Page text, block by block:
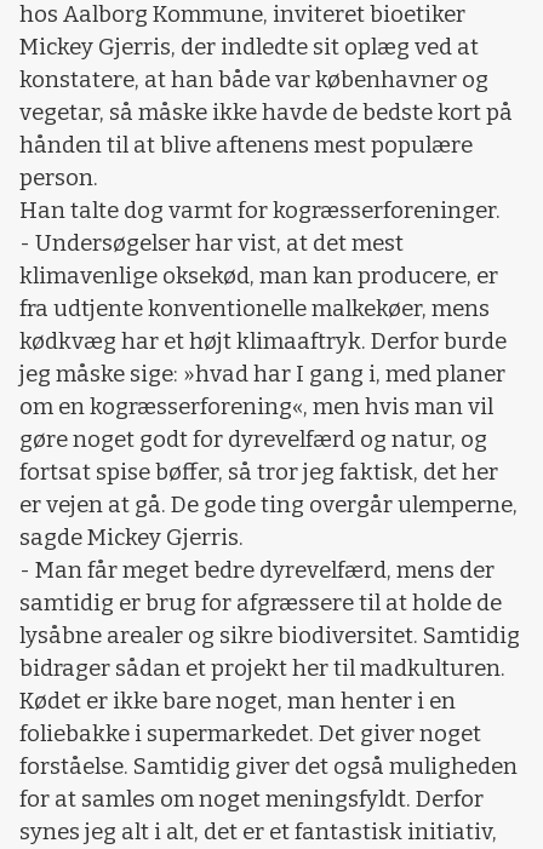
hos Aalborg Kommune, inviteret bioetiker
Mickey Gjerris, der indledte sit oplæg ved at
konstatere, at han både var københavner og
vegetar, så måske ikke havde de bedste kort på
hånden til at blive aftenens mest populære
person.
Han talte dog varmt for kogræsserforeninger.
- Undersøgelser har vist, at det mest
klimavenlige oksekød, man kan producere, er
fra udtjente konventionelle malkekøer, mens
kødkvæg har et højt klimaaftryk. Derfor burde
jeg måske sige: »hvad har I gang i, med planer
om en kogræsserforening«, men hvis man vil
gøre noget godt for dyrevelfærd og natur, og
fortsat spise bøffer, så tror jeg faktisk, det her
er vejen at gå. De gode ting overgår ulemperne,
sagde Mickey Gjerris.
- Man får meget bedre dyrevelfærd, mens der
samtidig er brug for afgræssere til at holde de
lysåbne arealer og sikre biodiversitet. Samtidig
bidrager sådan et projekt her til madkulturen.
Kødet er ikke bare noget, man henter i en
foliebakke i supermarkedet. Det giver noget
forståelse. Samtidig giver det også muligheden
for at samles om noget meningsfyldt. Derfor
synes jeg alt i alt, det er et fantastisk initiativ,